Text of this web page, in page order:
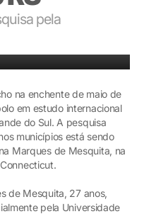
pela
na enchente de maio de
em estudo internacional
do Sul. A pesquisa
municípios está sendo
Marques de Mesquita, na
de Mesquita, 27 anos,
pela Universidade